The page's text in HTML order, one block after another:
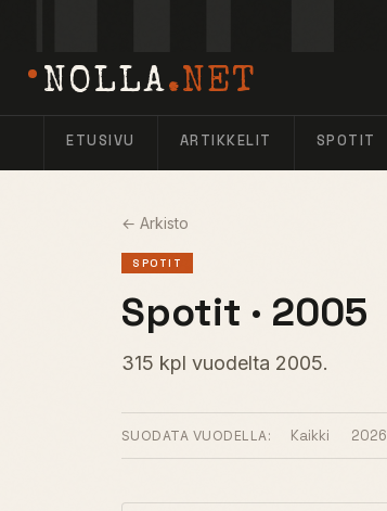
NOLLA.NET
ETUSIVU ARTIKKELIT SPOTIT
← Arkisto
SPOTIT
Spotit · 2005
315 kpl vuodelta 2005.
SUODATA VUODELLA: Kaikki 2026